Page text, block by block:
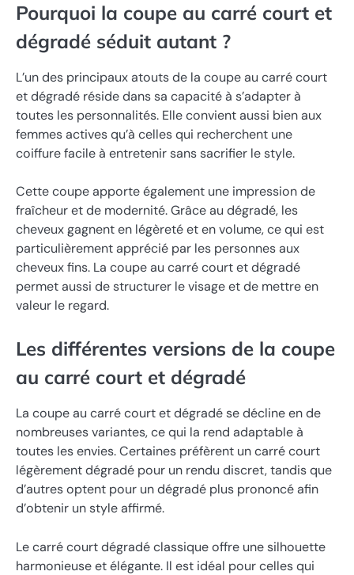
Pourquoi la coupe au carré court et
dégradé séduit autant ?
L’un des principaux atouts de la coupe au carré court
et dégradé réside dans sa capacité à s’adapter à
toutes les personnalités. Elle convient aussi bien aux
femmes actives qu’à celles qui recherchent une
coiffure facile à entretenir sans sacrifier le style.
Cette coupe apporte également une impression de
fraîcheur et de modernité. Grâce au dégradé, les
cheveux gagnent en légèreté et en volume, ce qui est
particulièrement apprécié par les personnes aux
cheveux fins. La coupe au carré court et dégradé
permet aussi de structurer le visage et de mettre en
valeur le regard.
Les différentes versions de la coupe
au carré court et dégradé
La coupe au carré court et dégradé se décline en de
nombreuses variantes, ce qui la rend adaptable à
toutes les envies. Certaines préfèrent un carré court
légèrement dégradé pour un rendu discret, tandis que
d’autres optent pour un dégradé plus prononcé afin
d’obtenir un style affirmé.
Le carré court dégradé classique offre une silhouette
harmonieuse et élégante. Il est idéal pour celles qui